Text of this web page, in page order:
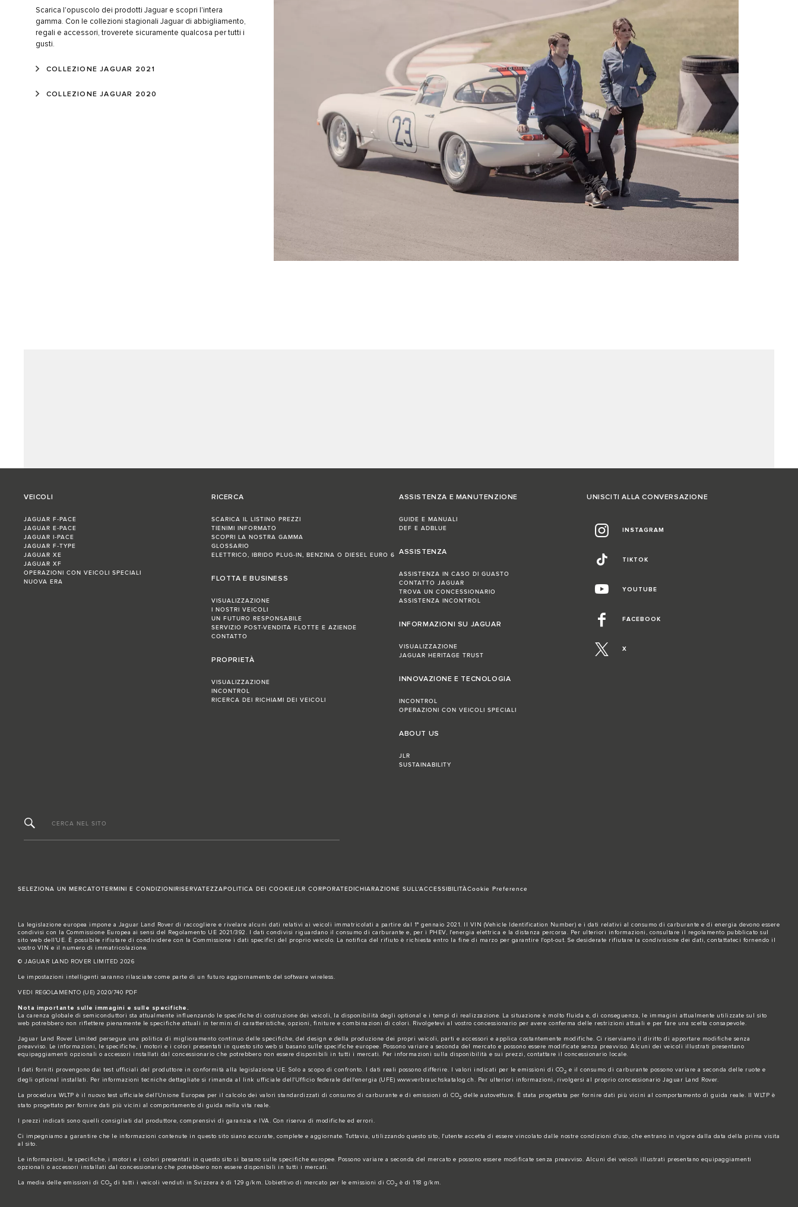
Scarica l'opuscolo dei prodotti Jaguar e scopri l'intera
gamma. Con le collezioni stagionali Jaguar di abbigliamento,
regali e accessori, troverete sicuramente qualcosa per tutti i
gusti.
COLLEZIONE JAGUAR 2021
COLLEZIONE JAGUAR 2020
VEICOLI
JAGUAR F‑PACE
JAGUAR E‑PACE
JAGUAR I‑PACE
JAGUAR F‑TYPE
JAGUAR XE
JAGUAR XF
OPERAZIONI CON VEICOLI SPECIALI
NUOVA ERA
RICERCA
SCARICA IL LISTINO PREZZI
TIENIMI INFORMATO
SCOPRI LA NOSTRA GAMMA
GLOSSARIO
ELETTRICO, IBRIDO PLUG-IN, BENZINA O DIESEL EURO 6
FLOTTA E BUSINESS
VISUALIZZAZIONE
I NOSTRI VEICOLI
UN FUTURO RESPONSABILE
SERVIZIO POST-VENDITA FLOTTE E AZIENDE
CONTATTO
PROPRIETÀ
VISUALIZZAZIONE
INCONTROL
RICERCA DEI RICHIAMI DEI VEICOLI
ASSISTENZA E MANUTENZIONE
GUIDE E MANUALI
DEF E ADBLUE
ASSISTENZA
ASSISTENZA IN CASO DI GUASTO
CONTATTO JAGUAR
TROVA UN CONCESSIONARIO
ASSISTENZA INCONTROL
INFORMAZIONI SU JAGUAR
VISUALIZZAZIONE
JAGUAR HERITAGE TRUST
INNOVAZIONE E TECNOLOGIA
INCONTROL
OPERAZIONI CON VEICOLI SPECIALI
ABOUT US
JLR
SUSTAINABILITY
UNISCITI ALLA CONVERSAZIONE
INSTAGRAM
TIKTOK
YOUTUBE
FACEBOOK
X
CERCA NEL SITO
SELEZIONA UN MERCATOTERMINI E CONDIZIONIRISERVATEZZAPOLITICA DEI COOKIEJLR CORPORATEDICHIARAZIONE SULL'ACCESSIBILITÀCookie Preference
La legislazione europea impone a Jaguar Land Rover di raccogliere e rivelare alcuni dati relativi ai veicoli immatricolati a partire dal 1° gennaio 2021. Il VIN (Vehicle Identification Number) e i dati relativi al consumo di carburante e di energia devono essere
condivisi con la Commissione Europea ai sensi del Regolamento UE 2021/392. I dati condivisi riguardano il consumo di carburante e, per i PHEV, l'energia elettrica e la distanza percorsa. Per ulteriori informazioni, consultare il regolamento pubblicato sul
sito web dell'UE. È possibile rifiutare di condividere con la Commissione i dati specifici del proprio veicolo. La notifica del rifiuto è richiesta entro la fine di marzo per garantire l'opt-out. Se desiderate rifiutare la condivisione dei dati, contattateci fornendo il
vostro VIN e il numero di immatricolazione.
© JAGUAR LAND ROVER LIMITED 2026
Le impostazioni intelligenti saranno rilasciate come parte di un futuro aggiornamento del software wireless.
VEDI REGOLAMENTO (UE) 2020/740 PDF
Nota importante sulle immagini e sulle specifiche.
La carenza globale di semiconduttori sta attualmente influenzando le specifiche di costruzione dei veicoli, la disponibilità degli optional e i tempi di realizzazione. La situazione è molto fluida e, di conseguenza, le immagini attualmente utilizzate sul sito
web potrebbero non riflettere pienamente le specifiche attuali in termini di caratteristiche, opzioni, finiture e combinazioni di colori. Rivolgetevi al vostro concessionario per avere conferma delle restrizioni attuali e per fare una scelta consapevole.
Jaguar Land Rover Limited persegue una politica di miglioramento continuo delle specifiche, del design e della produzione dei propri veicoli, parti e accessori e applica costantemente modifiche. Ci riserviamo il diritto di apportare modifiche senza
preavviso. Le informazioni, le specifiche, i motori e i colori presentati in questo sito web si basano sulle specifiche europee. Possono variare a seconda del mercato e possono essere modificate senza preavviso. Alcuni dei veicoli illustrati presentano
equipaggiamenti opzionali o accessori installati dal concessionario che potrebbero non essere disponibili in tutti i mercati. Per informazioni sulla disponibilità e sui prezzi, contattare il concessionario locale.
I dati forniti provengono dai test ufficiali del produttore in conformità alla legislazione UE. Solo a scopo di confronto. I dati reali possono differire. I valori indicati per le emissioni di CO2 e il consumo di carburante possono variare a seconda delle ruote e
degli optional installati. Per informazioni tecniche dettagliate si rimanda al link ufficiale dell'Ufficio federale dell'energia (UFE) www.verbrauchskatalog.ch . Per ulteriori informazioni, rivolgersi al proprio concessionario Jaguar Land Rover.
La procedura WLTP è il nuovo test ufficiale dell'Unione Europea per il calcolo dei valori standardizzati di consumo di carburante e di emissioni di CO2 delle autovetture. È stata progettata per fornire dati più vicini al comportamento di guida reale. Il WLTP è
stato progettato per fornire dati più vicini al comportamento di guida nella vita reale.
I prezzi indicati sono quelli consigliati dal produttore, comprensivi di garanzia e IVA. Con riserva di modifiche ed errori.
Ci impegniamo a garantire che le informazioni contenute in questo sito siano accurate, complete e aggiornate. Tuttavia, utilizzando questo sito, l'utente accetta di essere vincolato dalle nostre condizioni d'uso, che entrano in vigore dalla data della prima visita
al sito.
Le informazioni, le specifiche, i motori e i colori presentati in questo sito si basano sulle specifiche europee. Possono variare a seconda del mercato e possono essere modificate senza preavviso. Alcuni dei veicoli illustrati presentano equipaggiamenti
opzionali o accessori installati dal concessionario che potrebbero non essere disponibili in tutti i mercati.
La media delle emissioni di CO2 di tutti i veicoli venduti in Svizzera è di 129 g/km. L'obiettivo di mercato per le emissioni di CO2 è di 118 g/km.